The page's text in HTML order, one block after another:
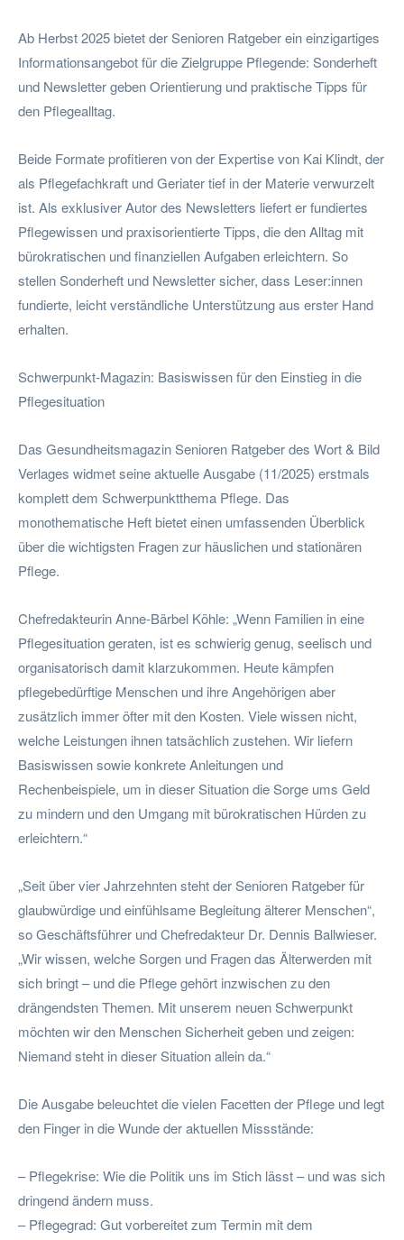
Ab Herbst 2025 bietet der Senioren Ratgeber ein einzigartiges
Informationsangebot für die Zielgruppe Pflegende: Sonderheft
und Newsletter geben Orientierung und praktische Tipps für
den Pflegealltag.
Beide Formate profitieren von der Expertise von Kai Klindt, der
als Pflegefachkraft und Geriater tief in der Materie verwurzelt
ist. Als exklusiver Autor des Newsletters liefert er fundiertes
Pflegewissen und praxisorientierte Tipps, die den Alltag mit
bürokratischen und finanziellen Aufgaben erleichtern. So
stellen Sonderheft und Newsletter sicher, dass Leser:innen
fundierte, leicht verständliche Unterstützung aus erster Hand
erhalten.
Schwerpunkt-Magazin: Basiswissen für den Einstieg in die
Pflegesituation
Das Gesundheitsmagazin Senioren Ratgeber des Wort & Bild
Verlages widmet seine aktuelle Ausgabe (11/2025) erstmals
komplett dem Schwerpunktthema Pflege. Das
monothematische Heft bietet einen umfassenden Überblick
über die wichtigsten Fragen zur häuslichen und stationären
Pflege.
Chefredakteurin Anne-Bärbel Köhle: „Wenn Familien in eine
Pflegesituation geraten, ist es schwierig genug, seelisch und
organisatorisch damit klarzukommen. Heute kämpfen
pflegebedürftige Menschen und ihre Angehörigen aber
zusätzlich immer öfter mit den Kosten. Viele wissen nicht,
welche Leistungen ihnen tatsächlich zustehen. Wir liefern
Basiswissen sowie konkrete Anleitungen und
Rechenbeispiele, um in dieser Situation die Sorge ums Geld
zu mindern und den Umgang mit bürokratischen Hürden zu
erleichtern.“
„Seit über vier Jahrzehnten steht der Senioren Ratgeber für
glaubwürdige und einfühlsame Begleitung älterer Menschen“,
so Geschäftsführer und Chefredakteur Dr. Dennis Ballwieser.
„Wir wissen, welche Sorgen und Fragen das Älterwerden mit
sich bringt – und die Pflege gehört inzwischen zu den
drängendsten Themen. Mit unserem neuen Schwerpunkt
möchten wir den Menschen Sicherheit geben und zeigen:
Niemand steht in dieser Situation allein da.“
Die Ausgabe beleuchtet die vielen Facetten der Pflege und legt
den Finger in die Wunde der aktuellen Missstände:
– Pflegekrise: Wie die Politik uns im Stich lässt – und was sich
dringend ändern muss.
– Pflegegrad: Gut vorbereitet zum Termin mit dem